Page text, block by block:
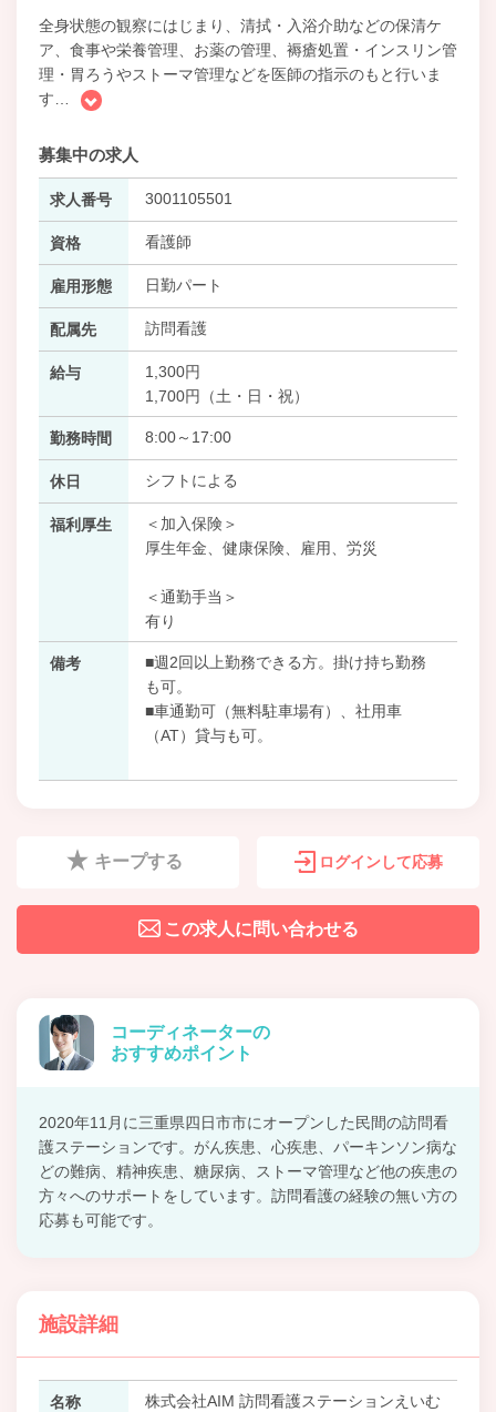
全身状態の観察にはじまり、清拭・入浴介助などの保清ケ
ア、食事や栄養管理、お薬の管理、褥瘡処置・インスリン管
理・胃ろうやストーマ管理などを医師の指示のもと行いま
す
募集中の求人
求人番号 3001105501
資格 看護師
雇用形態 日勤パート
配属先 訪問看護
給与
1,300円
1,700円（土・日・祝）
勤務時間 8:00～17:00
休日 シフトによる
福利厚生
＜加入保険＞
厚生年金、健康保険、雇用、労災
＜通勤手当＞
有り
備考
■週2回以上勤務できる方。掛け持ち勤務
も可。
■車通勤可（無料駐車場有）、社用車
（AT）貸与も可。
キープする ログインして応募
この求人に問い合わせる
コーディネーターの
おすすめポイント
2020年11月に三重県四日市市にオープンした民間の訪問看
護ステーションです。がん疾患、心疾患、パーキンソン病な
どの難病、精神疾患、糖尿病、ストーマ管理など他の疾患の
方々へのサポートをしています。訪問看護の経験の無い方の
応募も可能です。
施設詳細
名称 株式会社AIM 訪問看護ステーションえいむ